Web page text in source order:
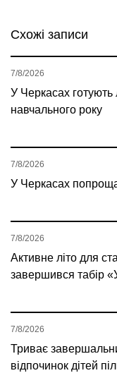
Схожі записи
У Черкасах
навчального року
7/8/2026
У Черкасах
7/8/2026
Активне літо для
завершився табір
7/8/2026
Триває
відпочинок дітей
7/8/2026